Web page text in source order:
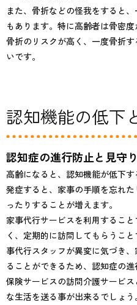
また、骨折などの怪我をすると
もあります。特に高齢者は骨密
骨折のリスクが高く、一度骨折
いです。
認知機能の低下
認知症の進行防止と見守り
高齢になると、認知機能が低下
発症すると、家事の手順を忘れ
ったりすることが増えます。
家事代行サービスを利用するこ
く、定期的に訪問してもらうこ
事代行スタッフが異変に気づき
ることができるため、認知症の
保険サービスの訪問介護サービ
な生活を送る事が出来るでしょう